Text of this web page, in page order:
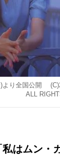
より全国公開
ALL
私はムン